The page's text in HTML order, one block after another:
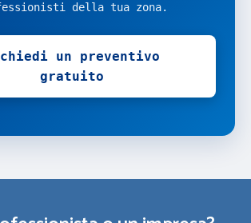
della tua zona.
un preventivo
gratuito